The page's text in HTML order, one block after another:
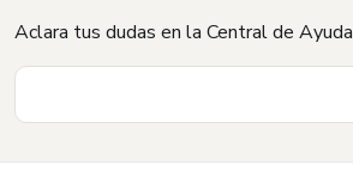
Aclara tus dudas en la Central de Ayuda